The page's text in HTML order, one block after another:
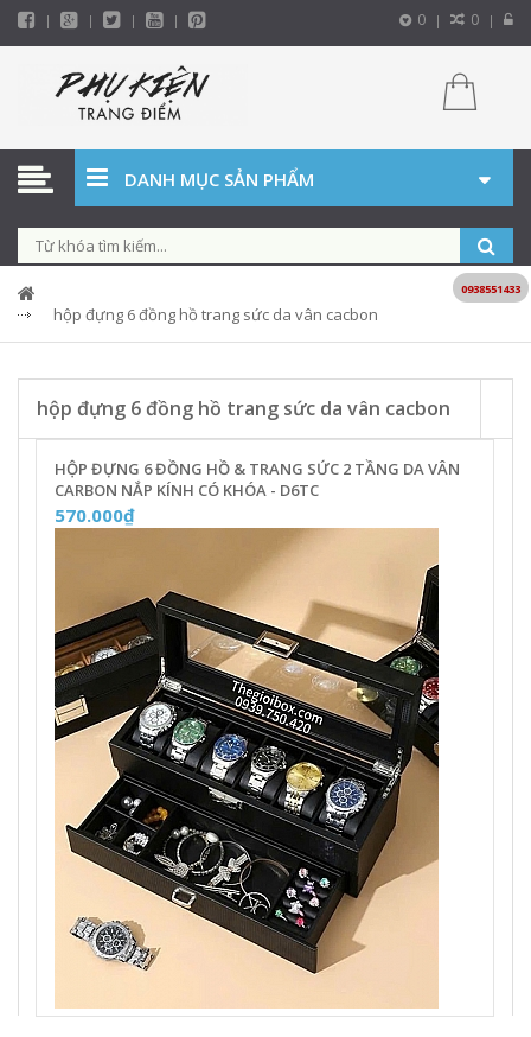
0 0
DANH MỤC SẢN PHẨM
hộp đựng 6 đồng hồ trang sức da vân cacbon
hộp đựng 6 đồng hồ trang sức da vân cacbon
HỘP ĐỰNG 6 ĐỒNG HỒ & TRANG SỨC 2 TẦNG DA VÂN
CARBON NẮP KÍNH CÓ KHÓA - D6TC
570.000₫
0938551433